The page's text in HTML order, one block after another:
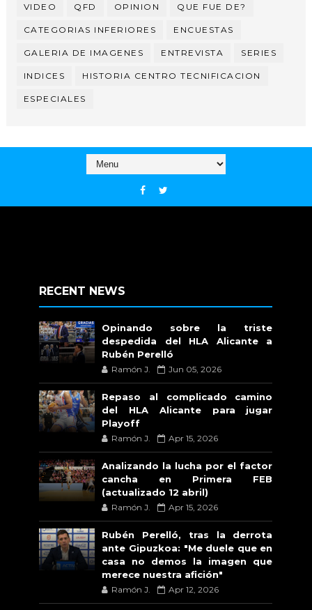
VIDEO QFD OPINION QUE FUE DE?
CATEGORIAS INFERIORES ENCUESTAS
GALERIA DE IMAGENES ENTREVISTA SERIES
INDICES HISTORIA CENTRO TECNIFICACION
ESPECIALES
RECENT NEWS
Opinando sobre la triste
despedida del HLA Alicante a
Rubén Perelló
Ramón J. Jun 05, 2026
Repaso al complicado camino
del HLA Alicante para jugar
Playoff
Ramón J. Apr 15, 2026
Analizando la lucha por el factor
cancha en Primera FEB
(actualizado 12 abril)
Ramón J. Apr 15, 2026
Rubén Perelló, tras la derrota
ante Gipuzkoa: "Me duele que en
casa no demos la imagen que
merece nuestra afición"
Ramón J. Apr 12, 2026